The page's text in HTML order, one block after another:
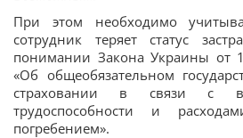
При этом необходимо
сотрудник теряет статус
понимании Закона Украины от
«Об общеобязательном
страховании в связи с
трудоспособности и
погребением».